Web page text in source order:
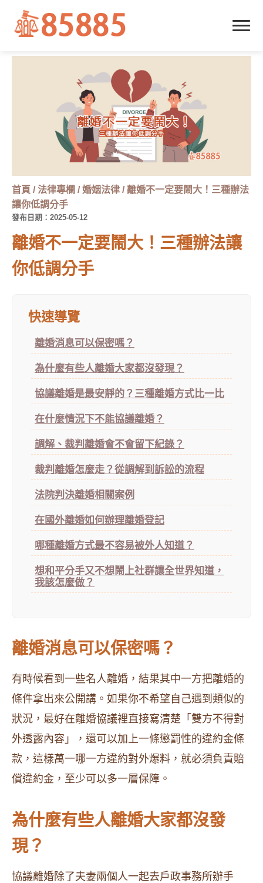
首頁 /法律專欄 /婚姻法律 /離婚不一定要鬧大！三種辦法
讓你低調分手
發布日期：2025-05-12
離婚不一定要鬧大！三種辦法讓
你低調分手
快速導覽
離婚消息可以保密嗎？
為什麼有些人離婚大家都沒發現？
協議離婚是最安靜的？三種離婚方式比一比
在什麼情況下不能協議離婚？
調解、裁判離婚會不會留下紀錄？
裁判離婚怎麼走？從調解到訴訟的流程
法院判決離婚相關案例
在國外離婚如何辦理離婚登記
哪種離婚方式最不容易被外人知道？
想和平分手又不想鬧上社群讓全世界知道，
我該怎麼做？
離婚消息可以保密嗎？
有時候看到一些名人離婚，結果其中一方把離婚的
條件拿出來公開講。如果你不希望自己遇到類似的
狀況，最好在離婚協議裡直接寫清楚「雙方不得對
外透露內容」，還可以加上一條懲罰性的違約金條
款，這樣萬一哪一方違約對外爆料，就必須負責賠
償違約金，至少可以多一層保障。
為什麼有些人離婚大家都沒發
現？
協議離婚除了夫妻兩個人一起去戶政事務所辦手